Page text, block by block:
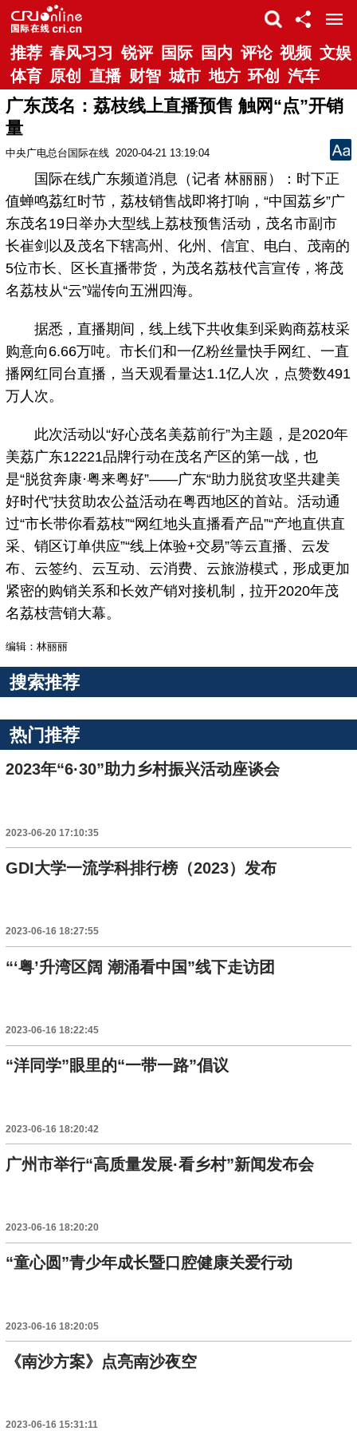
推荐 春风习习 锐评 国际 国内 评论 视频 文娱
体育 原创 直播 财智 城市 地方 环创 汽车
广东茂名：荔枝线上直播预售 触网“点”开销
量
中央广电总台国际在线 2020-04-21 13:19:04
国际在线广东频道消息（记者 林丽丽）：时下正
值蝉鸣荔红时节，荔枝销售战即将打响，“中国荔乡”广
东茂名19日举办大型线上荔枝预售活动，茂名市副市
长崔剑以及茂名下辖高州、化州、信宜、电白、茂南的
5位市长、区长直播带货，为茂名荔枝代言宣传，将茂
名荔枝从“云”端传向五洲四海。
据悉，直播期间，线上线下共收集到采购商荔枝采
购意向6.66万吨。市长们和一亿粉丝量快手网红、一直
播网红同台直播，当天观看量达1.1亿人次，点赞数491
万人次。
此次活动以“好心茂名美荔前行”为主题，是2020年
美荔广东12221品牌行动在茂名产区的第一战，也
是“脱贫奔康·粤来粤好”——广东“助力脱贫攻坚共建美
好时代”扶贫助农公益活动在粤西地区的首站。活动通
过“市长带你看荔枝”“网红地头直播看产品”“产地直供直
采、销区订单供应”“线上体验+交易”等云直播、云发
布、云签约、云互动、云消费、云旅游模式，形成更加
紧密的购销关系和长效产销对接机制，拉开2020年茂
名荔枝营销大幕。
编辑：林丽丽
搜索推荐
热门推荐
2023年“6·30”助力乡村振兴活动座谈会
2023-06-20 17:10:35
GDI大学一流学科排行榜（2023）发布
2023-06-16 18:27:55
“‘粤’升湾区阔 潮涌看中国”线下走访团
2023-06-16 18:22:45
“洋同学”眼里的“一带一路”倡议
2023-06-16 18:20:42
广州市举行“高质量发展·看乡村”新闻发布会
2023-06-16 18:20:20
“童心圆”青少年成长暨口腔健康关爱行动
2023-06-16 18:20:05
《南沙方案》点亮南沙夜空
2023-06-16 15:31:11